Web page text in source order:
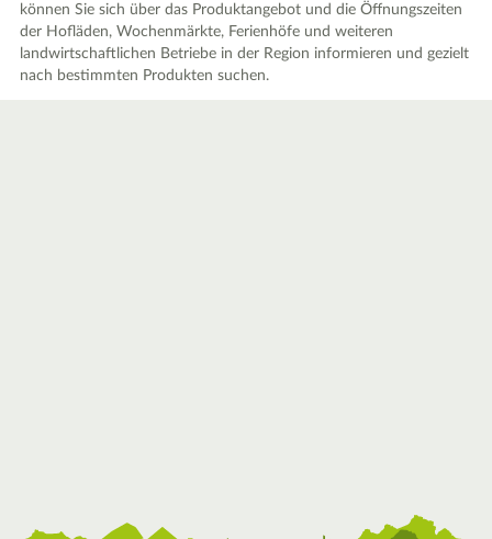
können Sie sich über das Produktangebot und die Öffnungszeiten
der Hofläden, Wochenmärkte, Ferienhöfe und weiteren
landwirtschaftlichen Betriebe in der Region informieren und gezielt
nach bestimmten Produkten suchen.